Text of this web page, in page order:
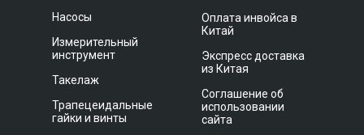
Насосы
Измерительный
инструмент
Такелаж
Трапецеидальные
гайки и винты
Оплата инвойса в
Китай
Экспресс доставка
из Китая
Соглашение об
использовании
сайта